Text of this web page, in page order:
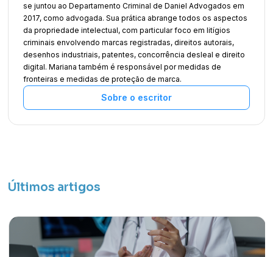
se juntou ao Departamento Criminal de Daniel Advogados em
2017, como advogada. Sua prática abrange todos os aspectos
da propriedade intelectual, com particular foco em litígios
criminais envolvendo marcas registradas, direitos autorais,
desenhos industriais, patentes, concorrência desleal e direito
digital. Mariana também é responsável por medidas de
fronteiras e medidas de proteção de marca.
Sobre o escritor
Últimos artigos